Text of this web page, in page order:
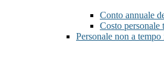
Conto annuale
Costo personale
Personale non a